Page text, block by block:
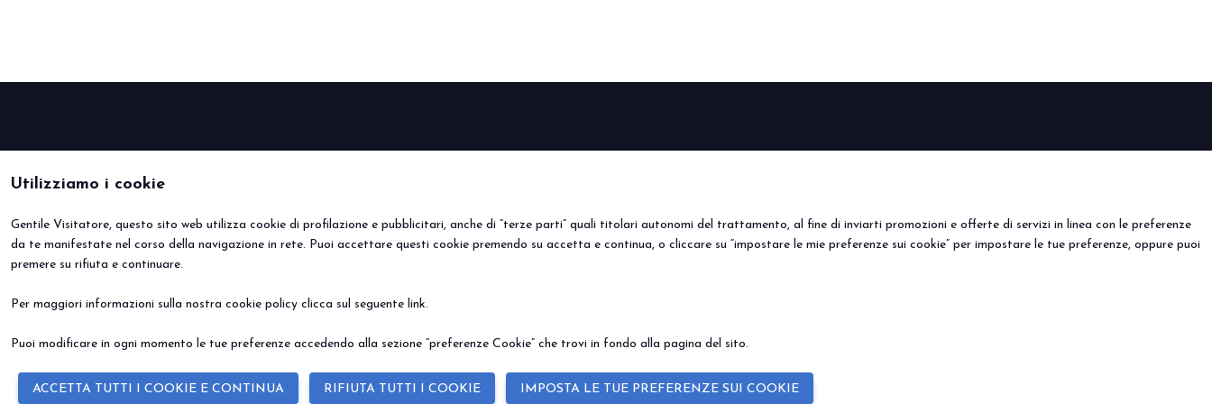
Utilizziamo i cookie
Gentile Visitatore, questo sito web utilizza cookie di profilazione e pubblicitari, anche di “terze parti” quali titolari autonomi del trattamento, al fine di inviarti promozioni e offerte di servizi in linea con le preferenze
da te manifestate nel corso della navigazione in rete. Puoi accettare questi cookie premendo su accetta e continua, o cliccare su “impostare le mie preferenze sui cookie” per impostare le tue preferenze, oppure puoi
premere su rifiuta e continuare.
Per maggiori informazioni sulla nostra cookie policy clicca sul seguente link.
Puoi modificare in ogni momento le tue preferenze accedendo alla sezione “preferenze Cookie” che trovi in fondo alla pagina del sito.
ACCETTA TUTTI I COOKIE E CONTINUA RIFIUTA TUTTI I COOKIE IMPOSTA LE TUE PREFERENZE SUI COOKIE
Settori espositivi
Area riservata
Info Utili